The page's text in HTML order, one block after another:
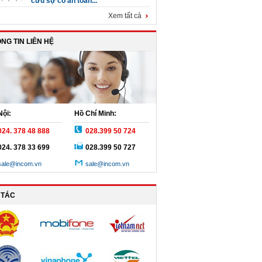
Xem tất cả
TIN LIÊN HỆ
378 48 888
378 33 699
Hồ Chí Minh:
028.399 50 724
028.399 50 727
sale@incom.vn